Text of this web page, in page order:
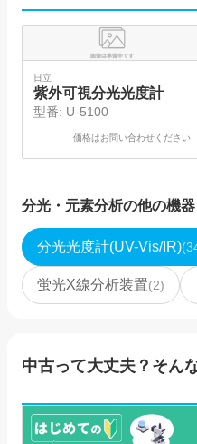
日立
紫外可視分光光度計
型番: U-5100
価格はお問い合わせください
分光・元素分析の他の機器
分光光度計(UV-Vis/IR)(
蛍光X線分析装置(2)
中古って大丈夫？そん